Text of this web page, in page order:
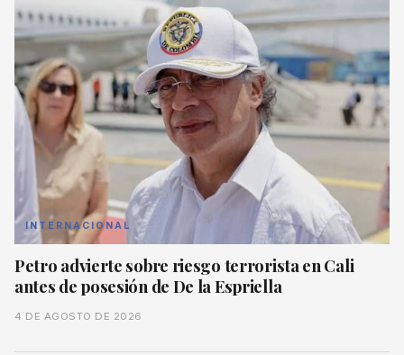
INTERNACIONAL
Petro advierte sobre riesgo terrorista en Cali
antes de posesión de De la Espriella
4 DE AGOSTO DE 2026